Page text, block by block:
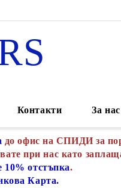
Контакти За нас
до офис на СПИДИ за
при нас като
10% отстъпка.
Карта.